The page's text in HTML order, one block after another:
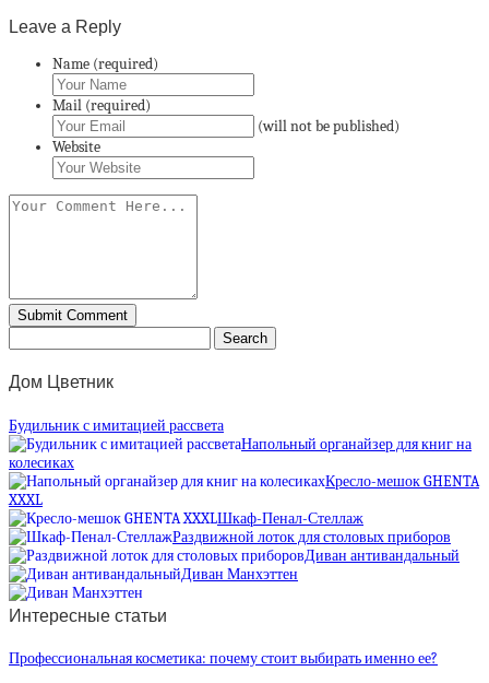
Leave a Reply
Name (required)
Mail (required)
(will not be published)
Website
Дом Цветник
Будильник с имитацией рассвета
Напольный органайзер для книг на
колесиках
Кресло-мешок GHENTA
XXXL
Шкаф-Пенал-Стеллаж
Раздвижной лоток для столовых приборов
Диван антивандальный
Диван Манхэттен
Интересные статьи
Профессиональная косметика: почему стоит выбирать именно ее?